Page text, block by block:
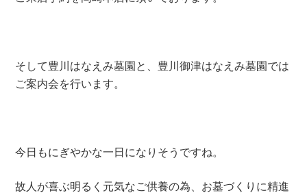
そして豊川はなえみ墓園と、豊川御津はなえみ墓園では
ご案内会を行います。
今日もにぎやかな一日になりそうですね。
故人が喜ぶ明るく元気なご供養の為、お墓づくりに精進